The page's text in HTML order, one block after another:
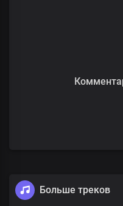
Больше треков